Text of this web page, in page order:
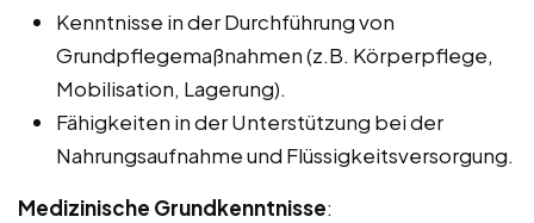
Kenntnisse in der Durchführung von
Grundpflegemaßnahmen (z.B. Körperpflege,
Mobilisation, Lagerung).
Fähigkeiten in der Unterstützung bei der
Nahrungsaufnahme und Flüssigkeitsversorgung.
Medizinische Grundkenntnisse: